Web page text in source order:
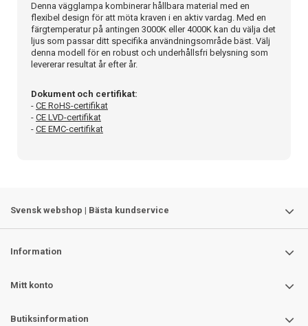
Denna vägglampa kombinerar hållbara material med en
flexibel design för att möta kraven i en aktiv vardag. Med en
färgtemperatur på antingen 3000K eller 4000K kan du välja det
ljus som passar ditt specifika användningsområde bäst. Välj
denna modell för en robust och underhållsfri belysning som
levererar resultat år efter år.
Dokument och certifikat:
- CE RoHS-certifikat
- CE LVD-certifikat
- CE EMC-certifikat
Svensk webshop | Bästa kundservice
Information
Mitt konto
Butiksinformation